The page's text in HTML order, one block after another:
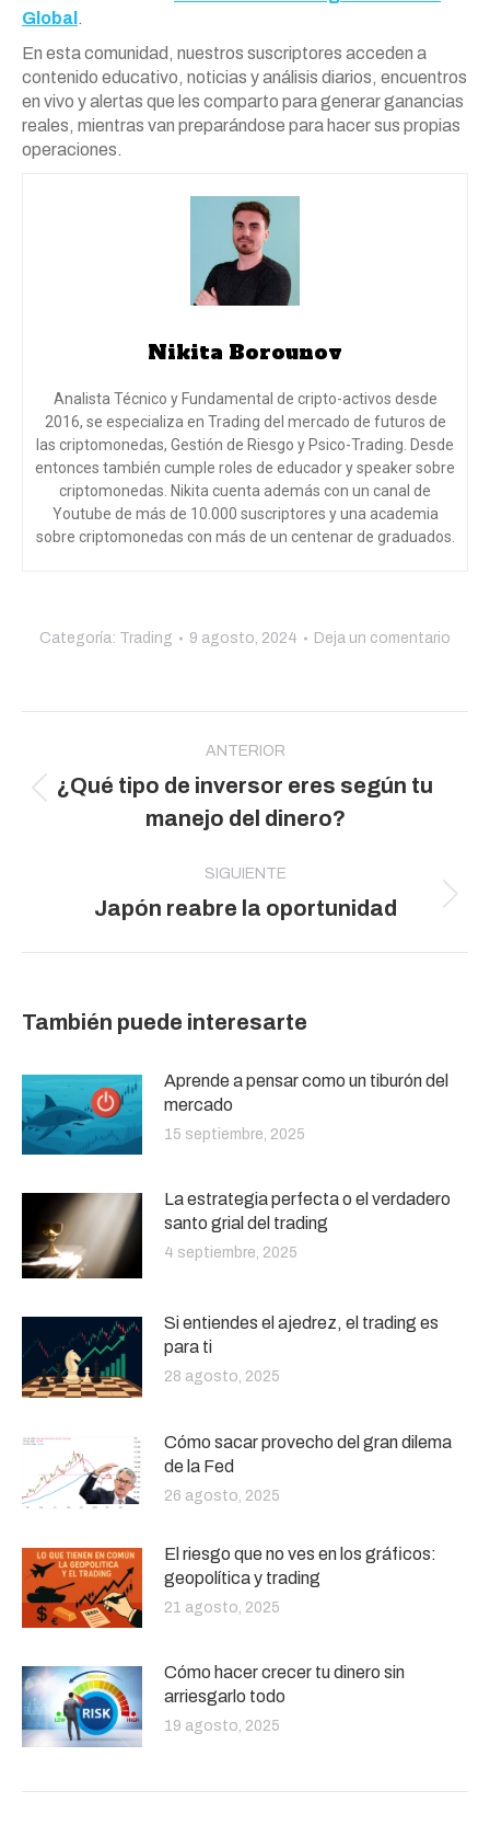
Global .
En esta comunidad, nuestros suscriptores acceden a
contenido educativo, noticias y análisis diarios, encuentros
en vivo y alertas que les comparto para generar ganancias
reales, mientras van preparándose para hacer sus propias
operaciones.
Nikita Borounov
Analista Técnico y Fundamental de cripto-activos desde
2016, se especializa en Trading del mercado de futuros de
las criptomonedas, Gestión de Riesgo y Psico-Trading. Desde
entonces también cumple roles de educador y speaker sobre
criptomonedas. Nikita cuenta además con un canal de
Youtube de más de 10.000 suscriptores y una academia
sobre criptomonedas con más de un centenar de graduados.
Categoría: Trading 9 agosto, 2024 Deja un comentario
publicaciones
ANTERIOR
Publicación
anterior:
¿Qué tipo de inversor eres según tu
manejo del dinero?
SIGUIENTE
Publicación
Japón reabre la oportunidad
También puede interesarte
Aprende a pensar como un tiburón del
mercado
15 septiembre, 2025
La estrategia perfecta o el verdadero
santo grial del trading
4 septiembre, 2025
Si entiendes el ajedrez, el trading es
para ti
28 agosto, 2025
Cómo sacar provecho del gran dilema
de la Fed
26 agosto, 2025
El riesgo que no ves en los gráficos:
geopolítica y trading
21 agosto, 2025
Cómo hacer crecer tu dinero sin
arriesgarlo todo
19 agosto, 2025